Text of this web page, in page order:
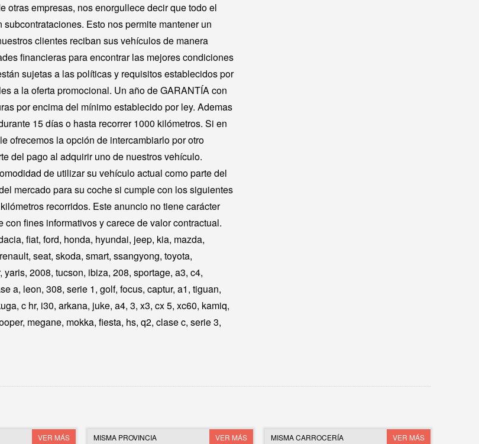
otras empresas, nos enorgullece decir que todo el
Esto nos permite mantener un
clientes reciban sus vehículos de manera
financieras para encontrar las mejores condiciones
sujetas a las políticas y requisitos establecidos por
a la oferta promocional. Un año de GARANTÍA con
por encima del mínimo establecido por ley. Ademas
15 días o hasta recorrer 1000 kilómetros. Si en
ofrecemos la opción de intercambiarlo por otro
del pago al adquirir uno de nuestros vehículo.
de utilizar su vehículo actual como parte del
mercado para su coche si cumple con los siguientes
recorridos. Este anuncio no tiene carácter
fines informativos y carece de valor contractual.
fiat, ford, honda, hyundai, jeep, kia, mazda,
seat, skoda, smart, ssangyong, toyota,
2008, tucson, ibiza, 208, sportage, a3, c4,
a, leon, 308, serie 1, golf, focus, captur, a1, tiguan,
c hr, i30, arkana, juke, a4, 3, x3, cx 5, xc60, kamiq,
megane, mokka, fiesta, hs, q2, clase c, serie 3,
VER MÁS MISMA PROVINCIA VER MÁS MISMA CARROCERÍA VER MÁS